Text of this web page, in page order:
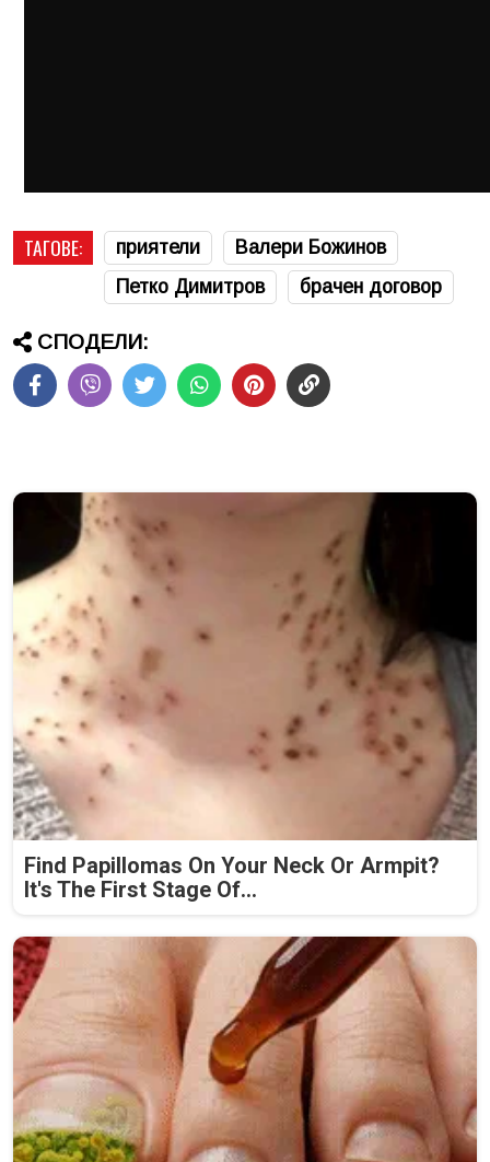
ТАГОВЕ: приятели
Валери Божинов
Петко Димитров
брачен договор
СПОДЕЛИ:
Find Papillomas On Your Neck Or Armpit?
It's The First Stage Of...